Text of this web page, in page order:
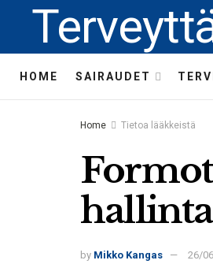
HOME SAIRAUDET
Home Tietoa lääkkeistä
hallinta
by Mikko Kangas 26/